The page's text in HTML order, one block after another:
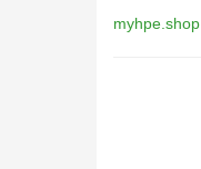
myhpe.shop